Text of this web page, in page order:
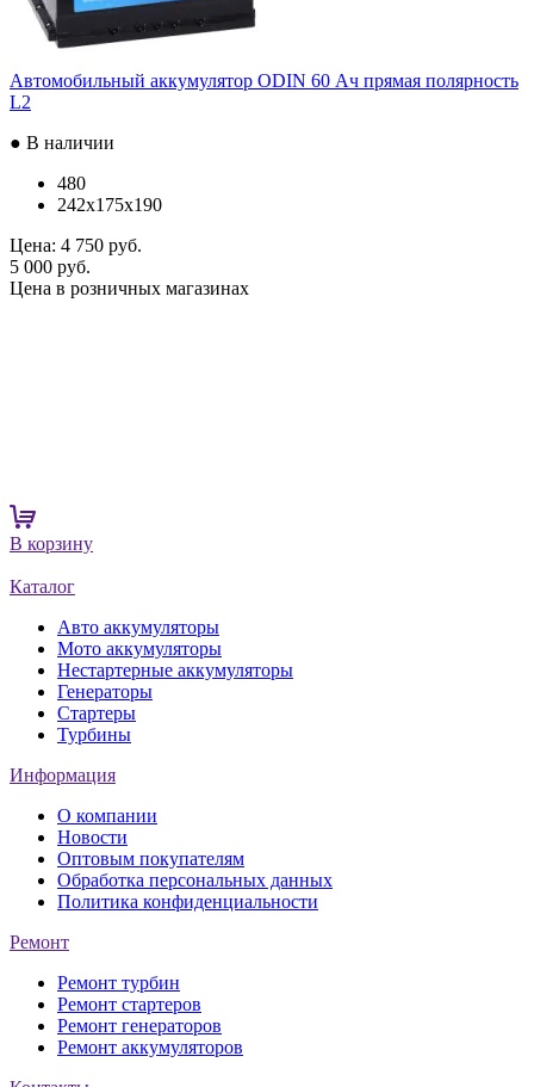
Автомобильный аккумулятор ODIN 60 Ач прямая полярность
L2
● В наличии
480
242x175x190
Цена: 4 750 руб.
5 000 руб.
Цена в розничных магазинах
В корзину
Каталог
Авто аккумуляторы
Мото аккумуляторы
Нестартерные аккумуляторы
Генераторы
Стартеры
Турбины
Информация
О компании
Новости
Оптовым покупателям
Обработка персональных данных
Политика конфиденциальности
Ремонт
Ремонт турбин
Ремонт стартеров
Ремонт генераторов
Ремонт аккумуляторов